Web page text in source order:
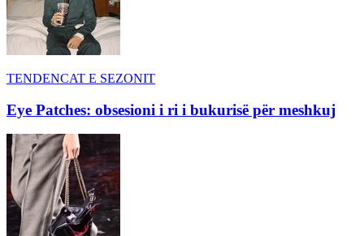
TENDENCAT E SEZONIT
Eye Patches: obsesioni i ri i bukurisë për meshkuj